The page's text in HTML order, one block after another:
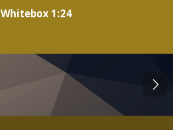
Whitebox 1:24